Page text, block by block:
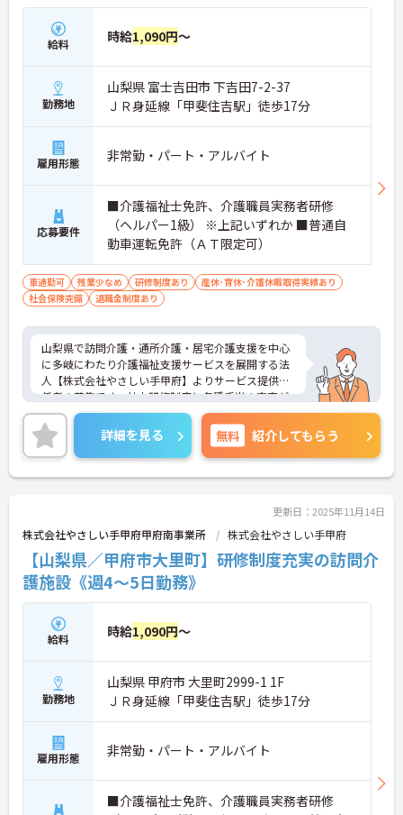
給料 時給1,090円～
勤務地
山梨県 富士吉田市 下吉田7-2-37
ＪＲ身延線「甲斐住吉駅」徒歩17分
雇用形態 非常勤・パート・アルバイト
応募要件
■介護福祉士免許、介護職員実務者研修
（ヘルパー1級） ※上記いずれか ■普通自
動車運転免許（ＡＴ限定可）
車通勤可 残業少なめ 研修制度あり
産休･育休･介護休暇取得実績あり
社会保険完備
退職金制度あり
山梨県で訪問介護・通所介護・居宅介護支援を中心
に多岐にわたり介護福祉支援サービスを展開する法
人【株式会社やさしい手甲府】よりサービス提供責
任者の募集です。社内研修制度と各種手当の充実が
あり安心して働ける環境が魅力の職場です。ご興味
のある方は面接ポイントなどをお伝えしますので、
お気軽にお問い合わせください。
詳細を見る 無料 紹介してもらう
更新日：2025年11月14日
株式会社やさしい手甲府甲府南事業所 株式会社やさしい手甲府
【山梨県／甲府市大里町】研修制度充実の訪問介
護施設《週4～5日勤務》
給料 時給1,090円～
勤務地
山梨県 甲府市 大里町2999-1 1F
ＪＲ身延線「甲斐住吉駅」徒歩17分
雇用形態 非常勤・パート・アルバイト
■介護福祉士免許、介護職員実務者研修